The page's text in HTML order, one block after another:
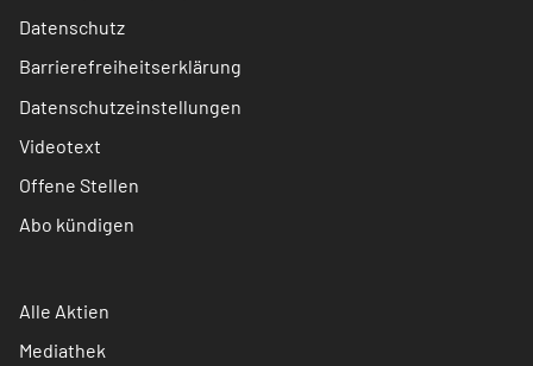
Datenschutz
Barrierefreiheitserklärung
Datenschutzeinstellungen
Videotext
Offene Stellen
Abo kündigen
Alle Aktien
Mediathek